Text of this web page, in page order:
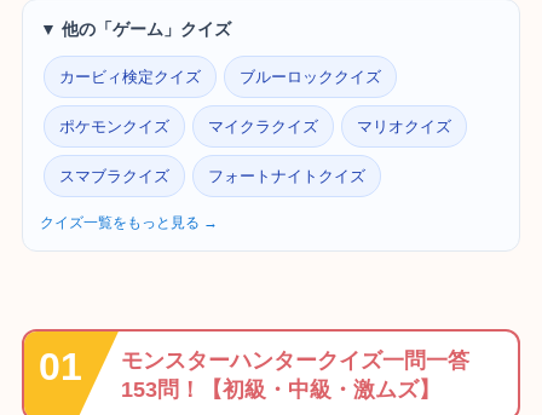
▼ 他の「ゲーム」クイズ
カービィ検定クイズ ブルーロッククイズ
ポケモンクイズ マイクラクイズ マリオクイズ
スマブラクイズ フォートナイトクイズ
クイズ一覧をもっと見る →
モンスターハンタークイズ一問一答
153問！【初級・中級・激ムズ】